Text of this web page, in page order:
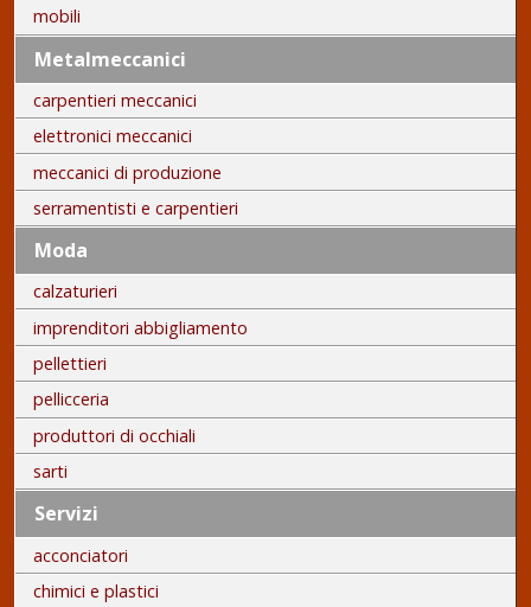
mobili
Metalmeccanici
carpentieri meccanici
elettronici meccanici
meccanici di produzione
serramentisti e carpentieri
Moda
calzaturieri
imprenditori abbigliamento
pellettieri
pellicceria
produttori di occhiali
sarti
Servizi
acconciatori
chimici e plastici